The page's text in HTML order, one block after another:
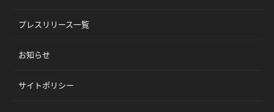
プレスリリース一覧
お知らせ
サイトポリシー